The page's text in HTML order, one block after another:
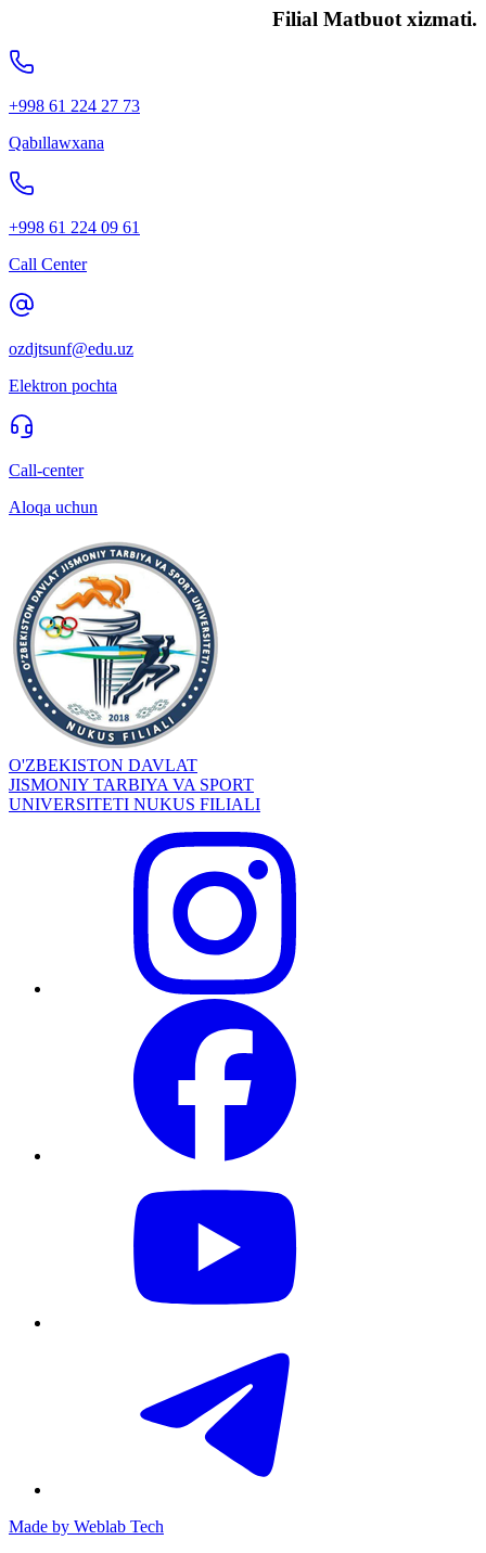
Filial Matbuot xizmati.
+998 61 224 27 73
Qabıllawxana
+998 61 224 09 61
Call Center
ozdjtsunf@edu.uz
Elektron pochta
Call-center
Aloqa uchun
O'ZBEKISTON DAVLAT
JISMONIY TARBIYA VA SPORT
UNIVERSITETI NUKUS FILIALI
Made by Weblab Tech